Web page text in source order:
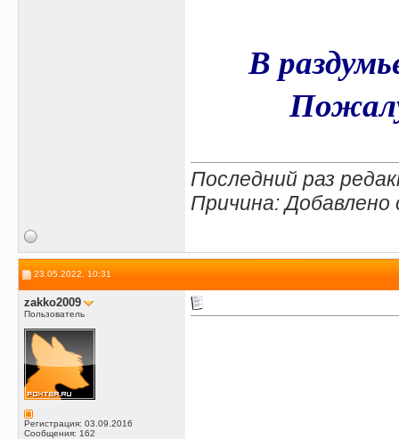
В
Последний раз
Причина:
23.05.2022, 10:31
zakko2009
Пользователь
Регистрация: 03.09.2016
Сообщения: 162